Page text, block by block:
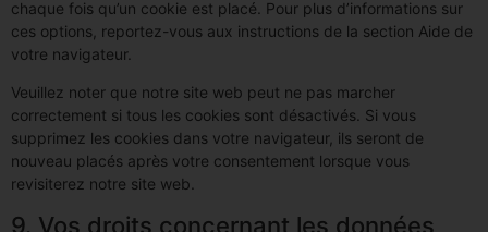
chaque fois qu’un cookie est placé. Pour plus d’informations sur
ces options, reportez-vous aux instructions de la section Aide de
votre navigateur.
Veuillez noter que notre site web peut ne pas marcher
correctement si tous les cookies sont désactivés. Si vous
supprimez les cookies dans votre navigateur, ils seront de
nouveau placés après votre consentement lorsque vous
revisiterez notre site web.
9. Vos droits concernant les données